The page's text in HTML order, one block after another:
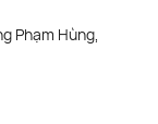
Phạm Hùng,